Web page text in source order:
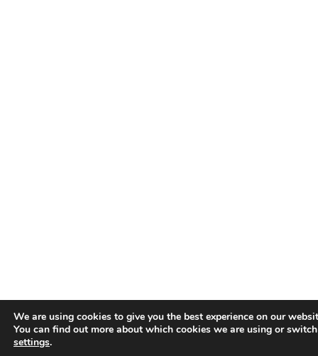
We are using cookies to give you the best experience on our
You can find out more about which cookies we are using or
settings.